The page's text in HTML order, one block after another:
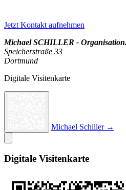
Jetzt Kontakt aufnehmen
Michael SCHILLER -
Speicherstraße 33
Dortmund
Digitale Visitenkarte
Michael Schiller →
Digitale Visitenkarte